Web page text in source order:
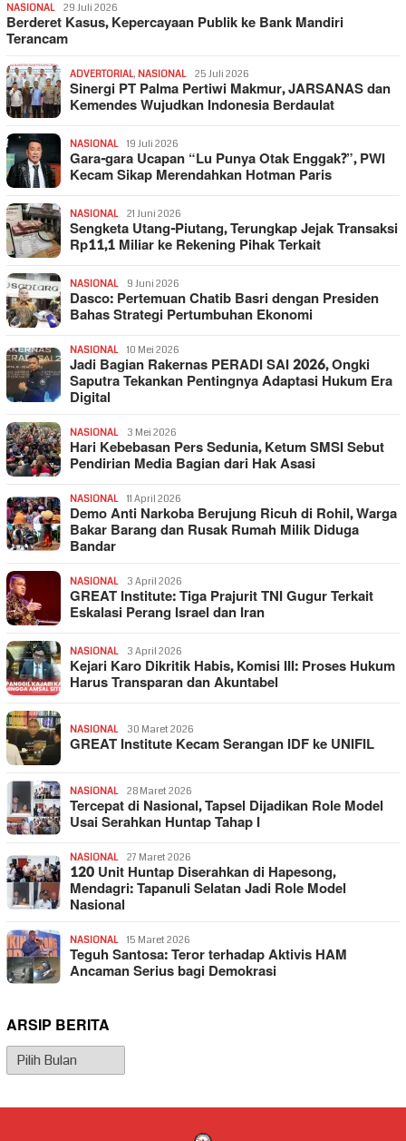
NASIONAL 29 Juli 2026
Berderet Kasus, Kepercayaan Publik ke Bank Mandiri
Terancam
ADVERTORIAL, NASIONAL 25 Juli 2026
Sinergi PT Palma Pertiwi Makmur, JARSANAS dan
Kemendes Wujudkan Indonesia Berdaulat
NASIONAL 19 Juli 2026
Gara-gara Ucapan “Lu Punya Otak Enggak?”, PWI
Kecam Sikap Merendahkan Hotman Paris
NASIONAL 21 Juni 2026
Sengketa Utang-Piutang, Terungkap Jejak Transaksi
Rp11,1 Miliar ke Rekening Pihak Terkait
NASIONAL 9 Juni 2026
Dasco: Pertemuan Chatib Basri dengan Presiden
Bahas Strategi Pertumbuhan Ekonomi
NASIONAL 10 Mei 2026
Jadi Bagian Rakernas PERADI SAI 2026, Ongki
Saputra Tekankan Pentingnya Adaptasi Hukum Era
Digital
NASIONAL 3 Mei 2026
Hari Kebebasan Pers Sedunia, Ketum SMSI Sebut
Pendirian Media Bagian dari Hak Asasi
NASIONAL 11 April 2026
Demo Anti Narkoba Berujung Ricuh di Rohil, Warga
Bakar Barang dan Rusak Rumah Milik Diduga
Bandar
NASIONAL 3 April 2026
GREAT Institute: Tiga Prajurit TNI Gugur Terkait
Eskalasi Perang Israel dan Iran
NASIONAL 3 April 2026
Kejari Karo Dikritik Habis, Komisi III: Proses Hukum
Harus Transparan dan Akuntabel
NASIONAL 30 Maret 2026
GREAT Institute Kecam Serangan IDF ke UNIFIL
NASIONAL 28 Maret 2026
Tercepat di Nasional, Tapsel Dijadikan Role Model
Usai Serahkan Huntap Tahap I
NASIONAL 27 Maret 2026
120 Unit Huntap Diserahkan di Hapesong,
Mendagri: Tapanuli Selatan Jadi Role Model
Nasional
NASIONAL 15 Maret 2026
Teguh Santosa: Teror terhadap Aktivis HAM
Ancaman Serius bagi Demokrasi
ARSIP BERITA
Arsip
Berita